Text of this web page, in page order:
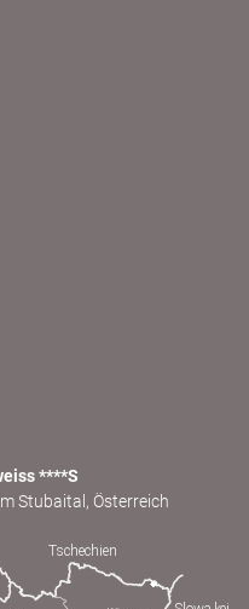
****S
Stubaital, Österreich